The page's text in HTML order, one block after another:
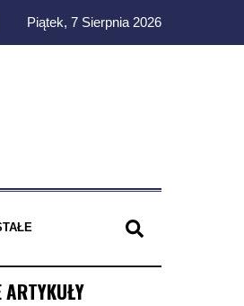
Piątek, 7 Sierpnia 2026
ARTYKUŁY